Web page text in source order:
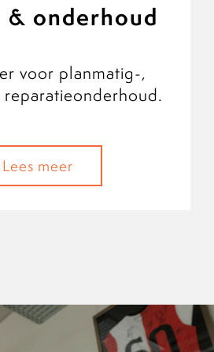
& onderhoud
voor planmatig-,
Lees meer